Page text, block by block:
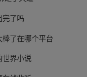
完了吗
了在哪个平台
界小说